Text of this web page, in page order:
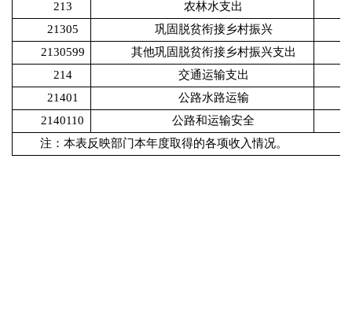
213 农林水支出
21305
巩固脱贫衔接乡村振兴
2130599
其他巩固脱贫衔接乡村振兴支出
214
交通运输支出
21401
公路水路运输
2140110
公路和运输安全
注：本表反映部门本年度取得的各项收入情况。